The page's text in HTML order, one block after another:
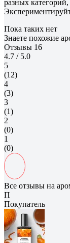
разных
Пока таких нет
Знаете похожие
Отзывы 16
4.7 / 5.0
5
(12)
4
(3)
3
(1)
2
(0)
1
(0)
Все отзывы на
П
Покупатель